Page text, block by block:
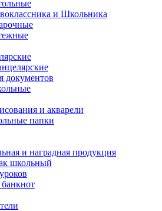
и Школьника
документов
и акварели
папки
и наградная продукция
школьный